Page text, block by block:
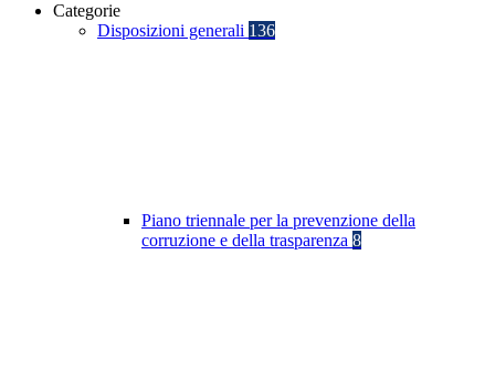
Categorie
Disposizioni generali 136
Piano triennale per la prevenzione della
corruzione e della trasparenza 8